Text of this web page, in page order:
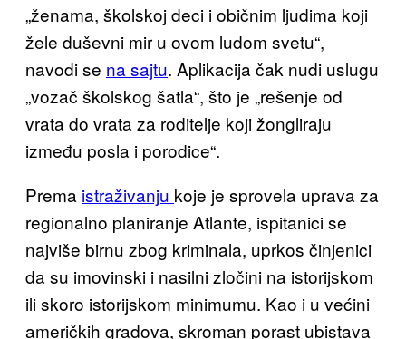
„ženama, školskoj deci i običnim ljudima koji
žele duševni mir u ovom ludom svetu“,
navodi se na sajtu. Aplikacija čak nudi uslugu
„vozač školskog šatla“, što je „rešenje od
vrata do vrata za roditelje koji žongliraju
između posla i porodice“.
Prema istraživanju koje je sprovela uprava za
regionalno planiranje Atlante, ispitanici se
najviše birnu zbog kriminala, uprkos činjenici
da su imovinski i nasilni zločini na istorijskom
ili skoro istorijskom minimumu. Kao i u većini
američkih gradova, skroman porast ubistava